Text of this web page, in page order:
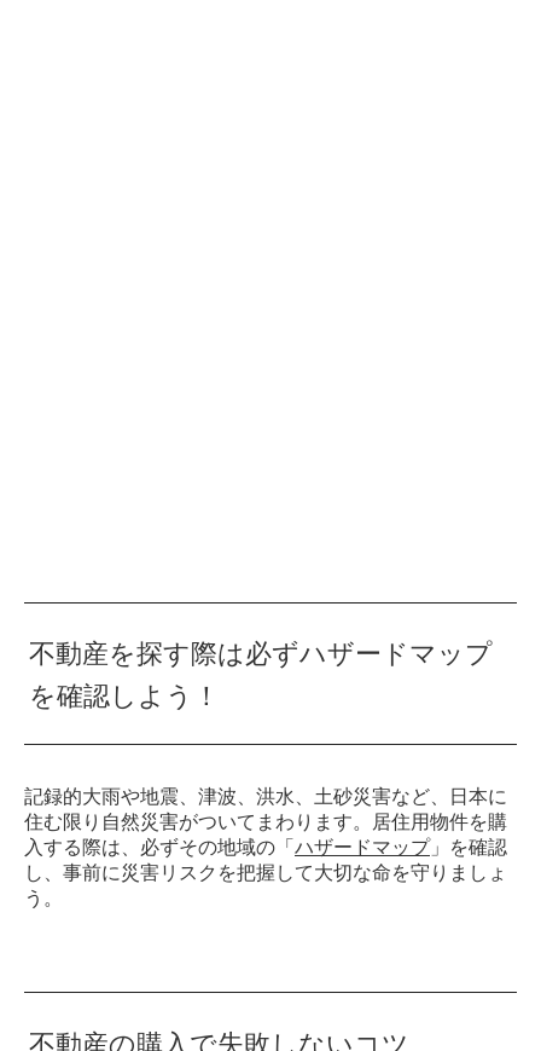
不動産を探す際は必ずハザードマップ
を確認しよう！
記録的大雨や地震、津波、洪水、土砂災害など、日本に
住む限り自然災害がついてまわります。居住用物件を購
入する際は、必ずその地域の「 ハザードマップ」を確認
し、事前に災害リスクを把握して大切な命を守りましょ
う。
不動産の購入で失敗しないコツ